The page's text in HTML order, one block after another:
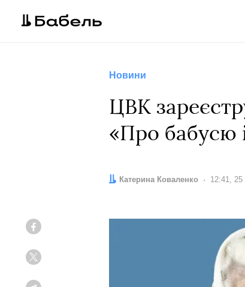
Новини
ЦВК
«Про бабусю
Автор:
Катерина Коваленко Дата:
12:41, 25